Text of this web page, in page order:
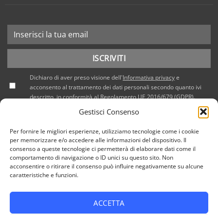
Gestisci Consenso
Per fornire le migliori esperienze, utilizziamo tecnologie come i cookie
per memorizzare e/o accedere alle informazioni del dispositivo. Il
consenso a queste tecnologie ci permetterà di elaborare dati come il
comportamento di navigazione o ID unici su questo sito. Non
acconsentire o ritirare il consenso può influire negativamente su alcune
caratteristiche e funzioni.
ACCETTA
Dichiaro di aver preso visione dell'Informativa privacye
acconsento al trattamento dei dati personali secondo quanto ivi
descritto, in conformità al Regolamento UE 2016/679 (GDPR).